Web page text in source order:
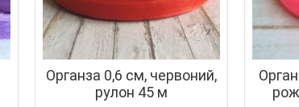
Органза 0,6 см, червоний,
рулон 45 м